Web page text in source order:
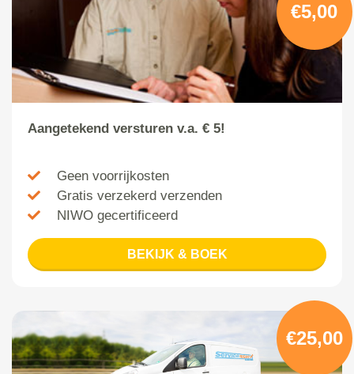
€5,00
Aangetekend versturen v.a. € 5!
Geen voorrijkosten
Gratis verzekerd verzenden
NIWO gecertificeerd
BEKIJK & BOEK
€25,00